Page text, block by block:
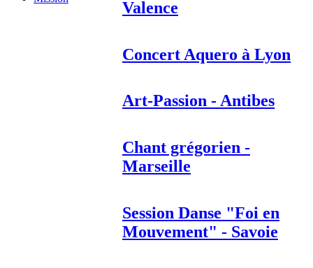
Valence
Concert Aquero à Lyon
Art-Passion - Antibes
Chant grégorien -
Marseille
Session Danse "Foi en
Mouvement" - Savoie